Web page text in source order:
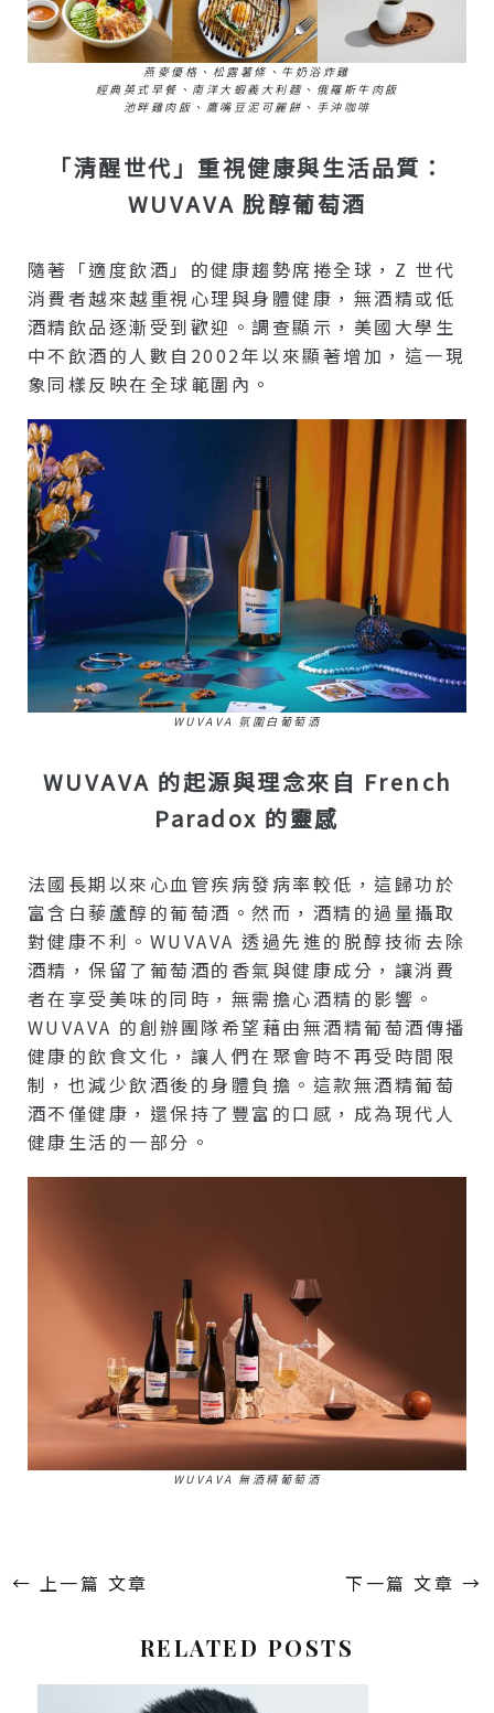
燕麥優格、松露薯條、牛奶浴炸雞
經典英式早餐、南洋大蝦義大利麵、俄羅斯牛肉飯
池畔雞肉飯、鷹嘴豆泥可麗餅、手沖咖啡
「清醒世代」重視健康與生活品質：
WUVAVA 脫醇葡萄酒
隨著「適度飲酒」的健康趨勢席捲全球，Z 世代
消費者越來越重視心理與身體健康，無酒精或低
酒精飲品逐漸受到歡迎。調查顯示，美國大學生
中不飲酒的人數自2002年以來顯著增加，這一現
象同樣反映在全球範圍內。
WUVAVA 氛圍白葡萄酒
WUVAVA 的起源與理念來自 French
Paradox 的靈感
法國長期以來心血管疾病發病率較低，這歸功於
富含白藜蘆醇的葡萄酒。然而，酒精的過量攝取
對健康不利。WUVAVA 透過先進的脱醇技術去除
酒精，保留了葡萄酒的香氣與健康成分，讓消費
者在享受美味的同時，無需擔心酒精的影響。
WUVAVA 的創辦團隊希望藉由無酒精葡萄酒傳播
健康的飲食文化，讓人們在聚會時不再受時間限
制，也減少飲酒後的身體負擔。這款無酒精葡萄
酒不僅健康，還保持了豐富的口感，成為現代人
健康生活的一部分。
WUVAVA 無酒精葡萄酒
← 上一篇 文章 下一篇 文章 →
RELATED POSTS